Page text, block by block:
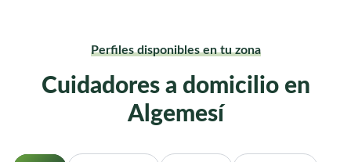
Perfiles disponibles en tu zona
Cuidadores a domicilio en
Algemesí